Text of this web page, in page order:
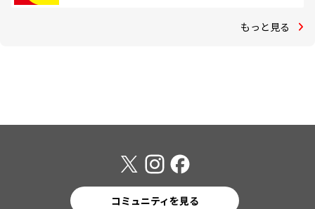
もっと見る
コミュニティを見る